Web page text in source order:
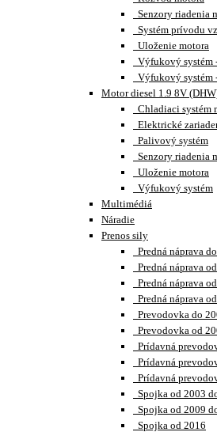
Senzory riadenia
Systém prívodu
Uloženie motora
Výfukový systém
Výfukový systém
Motor diesel 1.9 8V
Chladiaci systém
Elektrické
Palivový systém
Senzory riadenia
Uloženie motora
Výfukový systém
Multimédiá
Náradie
Prenos sily
Predná náprava
Predná náprava
Predná náprava
Predná náprava
Prevodovka do
Prevodovka od
Prídavná
Prídavná
Prídavná
Spojka od 2003
Spojka od 2009
Spojka od 2016